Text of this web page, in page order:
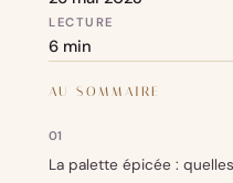
LECTURE
6 min
AU SOMMAIRE
La palette épicée :